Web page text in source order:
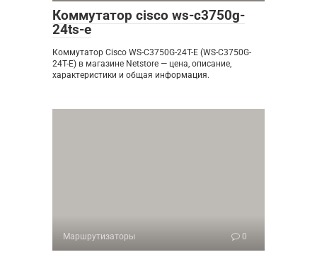
Коммутатор cisco ws-c3750g-
24ts-e
Коммутатор Cisco WS-C3750G-24T-E (WS-C3750G-
24T-E) в магазине Netstore — цена, описание,
характеристики и общая информация.
Маршрутизаторы 0